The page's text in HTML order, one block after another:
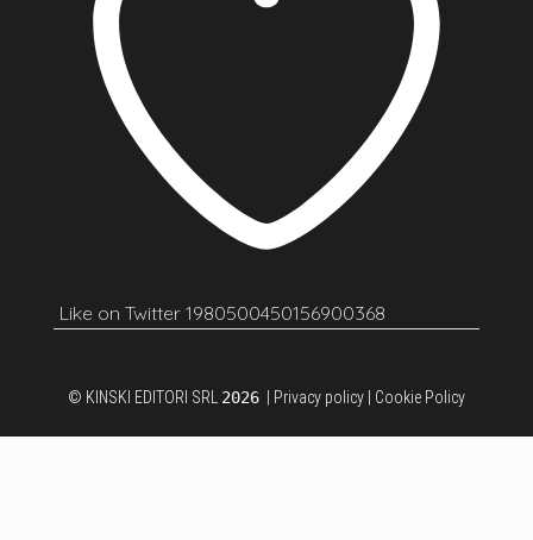
Like on Twitter 1980500450156900368
© KINSKI EDITORI SRL 2026 Privacy policy Cookie Policy